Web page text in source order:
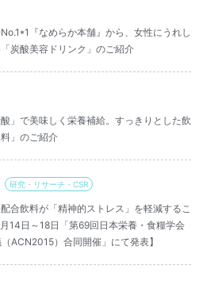
『なめらか本舗』から、女性にうれし
炭酸美容ドリンク」のご紹介
」で美味しく栄養補給。すっきりとした飲
」のご紹介
研究・リサーチ・CSR
合飲料が「精神的ストレス」を軽減するこ
14日～18日「第69回日本栄養・食糧学会
ACN2015）合同開催」にて発表】